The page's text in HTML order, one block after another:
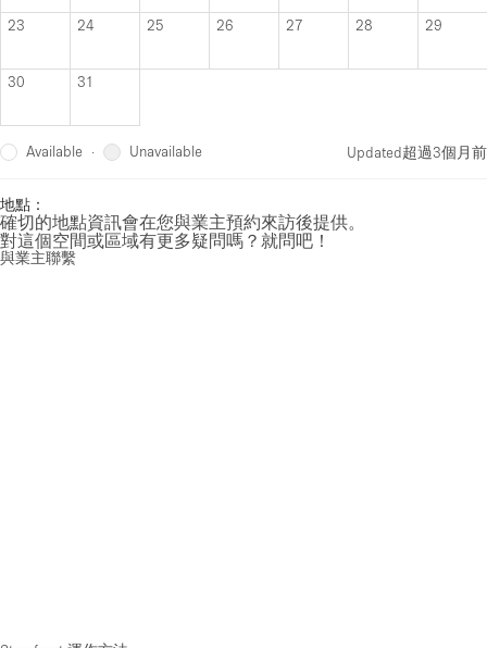
23 24 25 26 27 28 29
30 31
Available · Unavailable Updated超過3個月前
地點：
確切的地點資訊會在您與業主預約來訪後提供。
對這個空間或區域有更多疑問嗎？就問吧！
與業主聯繫